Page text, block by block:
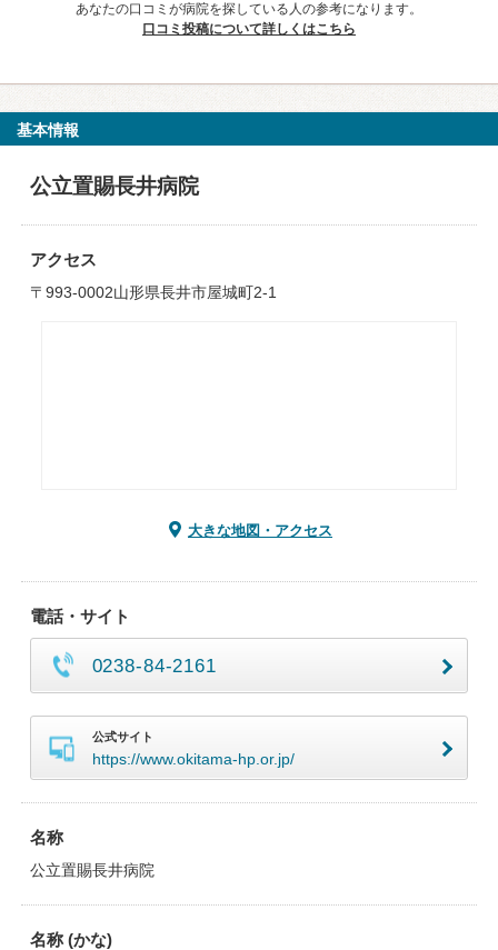
あなたの口コミが病院を探している人の参考になります。
口コミ投稿について詳しくはこちら
基本情報
公立置賜長井病院
アクセス
〒993-0002山形県長井市屋城町2-1
大きな地図・アクセス
電話・サイト
0238-84-2161
公式サイト
https://www.okitama-hp.or.jp/
名称
公立置賜長井病院
名称 (かな)